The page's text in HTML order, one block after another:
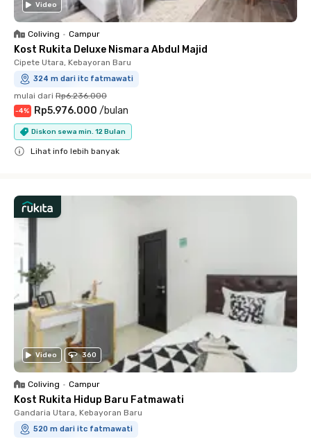
Video
Coliving • Campur
Kost Rukita Deluxe Nismara Abdul Majid
Cipete Utara, Kebayoran Baru
324 m dari itc fatmawati
mulai dari Rp6.236.000
-4% Rp5.976.000 /bulan
Diskon sewa min. 12 Bulan
Lihat info lebih banyak
Video 360
Coliving • Campur
Kost Rukita Hidup Baru Fatmawati
Gandaria Utara, Kebayoran Baru
520 m dari itc fatmawati